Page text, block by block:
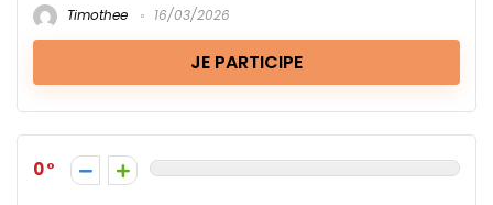
Timothee
16/03/2026
JE PARTICIPE
0